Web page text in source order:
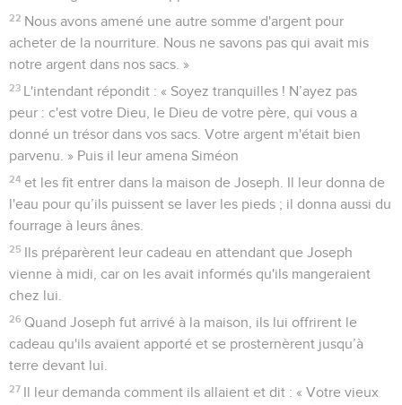
22 Nous avons amené une autre somme d'argent pour
acheter de la nourriture. Nous ne savons pas qui avait mis
notre argent dans nos sacs. »
23 L'intendant répondit : « Soyez tranquilles ! N’ayez pas
peur : c'est votre Dieu, le Dieu de votre père, qui vous a
donné un trésor dans vos sacs. Votre argent m'était bien
parvenu. » Puis il leur amena Siméon
24 et les fit entrer dans la maison de Joseph. Il leur donna de
l'eau pour qu’ils puissent se laver les pieds ; il donna aussi du
fourrage à leurs ânes.
25 Ils préparèrent leur cadeau en attendant que Joseph
vienne à midi, car on les avait informés qu'ils mangeraient
chez lui.
26 Quand Joseph fut arrivé à la maison, ils lui offrirent le
cadeau qu'ils avaient apporté et se prosternèrent jusqu’à
terre devant lui.
27 Il leur demanda comment ils allaient et dit : « Votre vieux